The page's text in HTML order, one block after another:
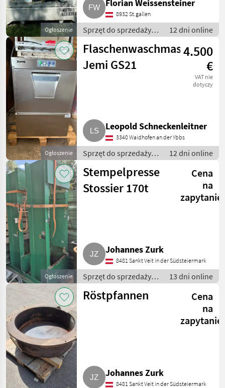
Ogłoszenie
Florian Weissensteiner
8932 St.gallen
Sprzęt do sprzedaży
pośredniej / Inny
sprzęt do sprzedaży
pośredniej
12 dni online
Ogłoszenie
Flaschenwaschmaschine
Jemi GS21
4.500
€
VAT nie
dotyczy
Leopold Schneckenleitner
3340 Waidhofen an der Ybbs
Sprzęt do sprzedaży
pośredniej / Inny
sprzęt do sprzedaży
pośredniej
12 dni online
Ogłoszenie
Stempelpresse
Stossier 170t
Cena
na
zapytanie
Johannes Zurk
8481 Sankt Veit in der Südsteiermark
Sprzęt do sprzedaży
pośredniej / Inny
sprzęt do sprzedaży
13 dni online
Röstpfannen
Cena
na
zapytanie
Johannes Zurk
8481 Sankt Veit in der Südsteiermark